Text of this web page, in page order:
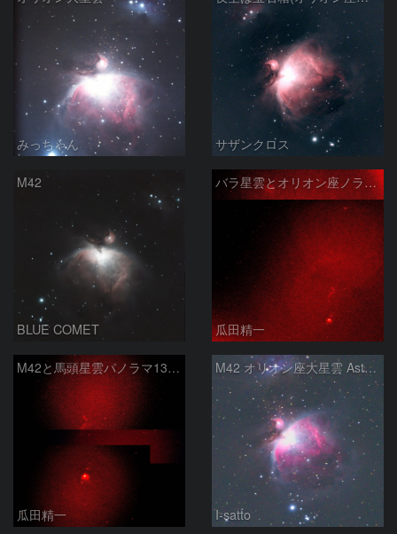
みっちゃん サザンクロス
M42
BLUE COMET
バラ星雲とオリオン座ノラマ50mm
瓜田精一
M42と馬頭星雲パノラマ135mm
瓜田精一
M42 オリオン座大星雲 AstroTracer Type3の威力
I-satto